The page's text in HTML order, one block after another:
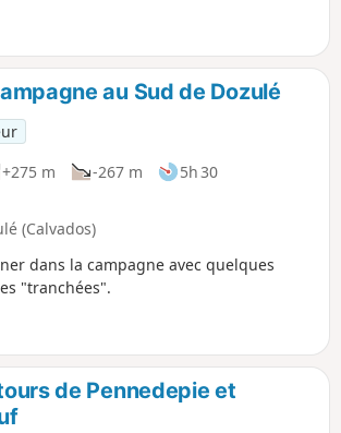
au Sud de Dozulé
+275 m -267 m
5h 30
(Calvados)
dans la campagne avec quelques
"tranchées".
de Pennedepie et